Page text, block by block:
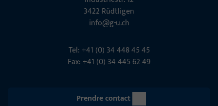
3422 Rüdt­ligen
info@g-u.ch
Tel: +41 (0) 34 448 45 45
Fax: +41 (0) 34 445 62 49
Prendre contact